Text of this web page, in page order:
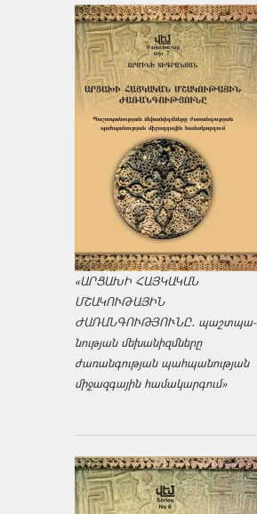
«ԱՐՑԱԽԻ ՀԱՅԿԱԿԱՆ
ՄՇԱԿՈՒԹԱՅԻՆ
ԺԱՌԱՆԳՈՒԹՅՈՒՆԸ․ պաշտպա­
նության մեխանիզմները
ժառանգության պահպանության
միջազ­գային համակարգում»